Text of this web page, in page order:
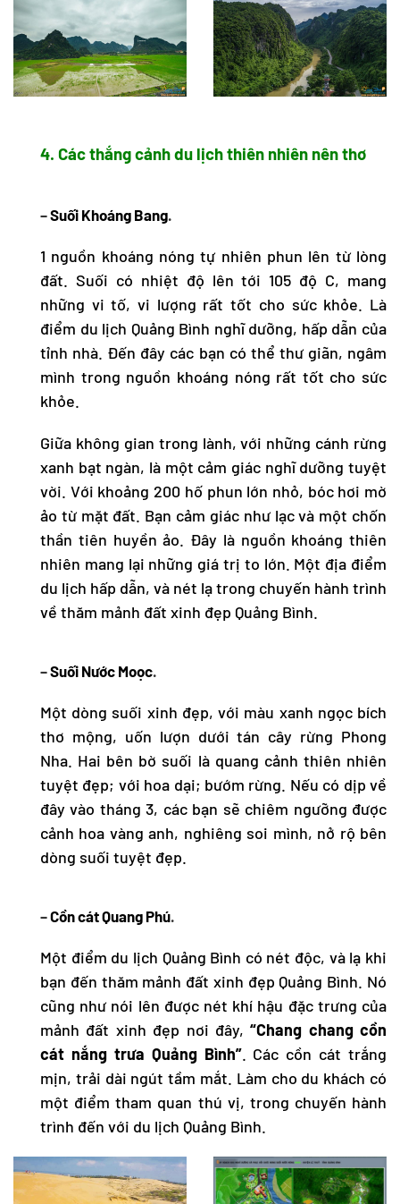
4. Các thắng cảnh du lịch thiên nhiên nên thơ
–Suối Khoáng Bang.
1 nguồn khoáng nóng tự nhiên phun lên từ lòng
đất. Suối có nhiệt độ lên tới 105 độ C, mang
những vi tố, vi lượng rất tốt cho sức khỏe. Là
điểm du lịch Quảng Bình nghĩ dưỡng, hấp dẫn của
tỉnh nhà. Đến đây các bạn có thể thư giãn, ngâm
mình trong nguồn khoáng nóng rất tốt cho sức
khỏe.
Giữa không gian trong lành, với những cánh rừng
xanh bạt ngàn, là một cảm giác nghĩ dưỡng tuyệt
vời. Với khoảng 200 hố phun lớn nhỏ, bóc hơi mờ
ảo từ mặt đất. Bạn cảm giác như lạc và một chốn
thần tiên huyền ảo. Đây là nguồn khoáng thiên
nhiên mang lại những giá trị to lớn. Một địa điểm
du lịch hấp dẫn, và nét lạ trong chuyến hành trình
về thăm mảnh đất xinh đẹp Quảng Bình.
–Suối Nước Moọc.
Một dòng suối xinh đẹp, với màu xanh ngọc bích
thơ mộng, uốn lượn dưới tán cây rừng Phong
Nha. Hai bên bờ suối là quang cảnh thiên nhiên
tuyệt đẹp; với hoa dại; bướm rừng. Nếu có dịp về
đây vào tháng 3, các bạn sẽ chiêm ngưỡng được
cảnh hoa vàng anh, nghiêng soi mình, nở rộ bên
dòng suối tuyệt đẹp.
–Cồn cát Quang Phú.
Một điểm du lịch Quảng Bình có nét độc, và lạ khi
bạn đến thăm mảnh đất xinh đẹp Quảng Bình. Nó
cũng như nói lên được nét khí hậu đặc trưng của
mảnh đất xinh đẹp nơi đây,“Chang chang cồn
cát nắng trưa Quảng Bình”. Các cồn cát trắng
mịn, trải dài ngút tầm mắt. Làm cho du khách có
một điểm tham quan thú vị, trong chuyến hành
trình đến với du lịch Quảng Bình.